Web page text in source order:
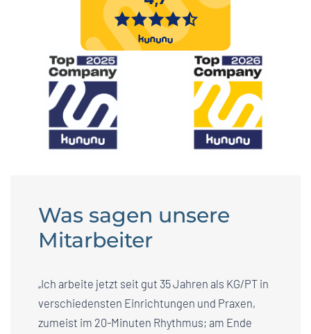
Was sagen unsere
Mitarbeiter
„Ich arbeite jetzt seit gut 35 Jahren als KG/PT in
verschiedensten Einrichtungen und Praxen,
zumeist im 20-Minuten Rhythmus; am Ende